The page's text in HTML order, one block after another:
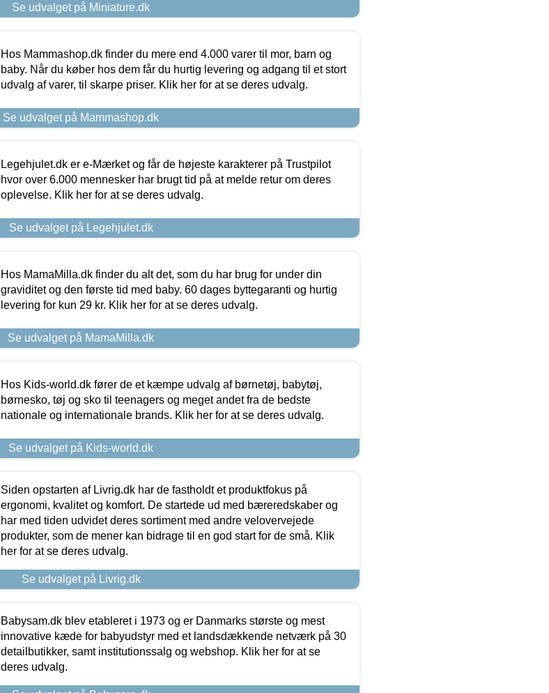
Se udvalget på Miniature.dk
Hos Mammashop.dk finder du mere end 4.000 varer til mor, barn og
baby. Når du køber hos dem får du hurtig levering og adgang til et stort
udvalg af varer, til skarpe priser. Klik her for at se deres udvalg.
Se udvalget på Mammashop.dk
Legehjulet.dk er e-Mærket og får de højeste karakterer på Trustpilot
hvor over 6.000 mennesker har brugt tid på at melde retur om deres
oplevelse. Klik her for at se deres udvalg.
Se udvalget på Legehjulet.dk
Hos MamaMilla.dk finder du alt det, som du har brug for under din
graviditet og den første tid med baby. 60 dages byttegaranti og hurtig
levering for kun 29 kr. Klik her for at se deres udvalg.
Se udvalget på MamaMilla.dk
Hos Kids-world.dk fører de et kæmpe udvalg af børnetøj, babytøj,
børnesko, tøj og sko til teenagers og meget andet fra de bedste
nationale og internationale brands. Klik her for at se deres udvalg.
Se udvalget på Kids-world.dk
Siden opstarten af Livrig.dk har de fastholdt et produktfokus på
ergonomi, kvalitet og komfort. De startede ud med bæreredskaber og
har med tiden udvidet deres sortiment med andre velovervejede
produkter, som de mener kan bidrage til en god start for de små. Klik
her for at se deres udvalg.
Se udvalget på Livrig.dk
Babysam.dk blev etableret i 1973 og er Danmarks største og mest
innovative kæde for babyudstyr med et landsdækkende netværk på 30
detailbutikker, samt institutionssalg og webshop. Klik her for at se
deres udvalg.